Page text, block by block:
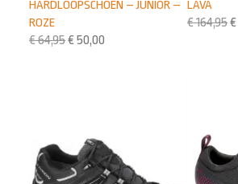
LAVA
€164,95€
HARDLOOPSCHOEN – JUNIOR –
ROZE
€64,95€ 50,00